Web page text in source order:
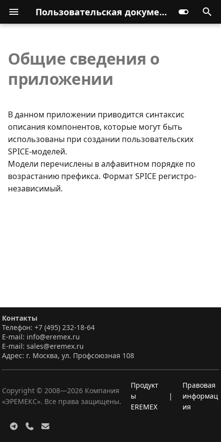
Пользовательская документация
Общие сведения о
приложении
В данном приложении приводится синтаксис
описания компонентов, которые могут быть
использованы при создании пользовательских
SPICE-моделей.
Модели перечислены в алфавитном порядке по
возрастанию префикса. Формат SPICE регистро-
независимый.
Контакты
Телефон: +7 (495) 232-18-64
E-mail: info@eremex.ru
E-mail: sales@eremex.ru
Адрес: г. Москва, ул. Профсоюзная 108
Copyright © 2008—2026 Компания
«ЭРЕМЕКС». Все права защищены.
Продукт
ы
EREMEX
|
Правовая
информац
ия